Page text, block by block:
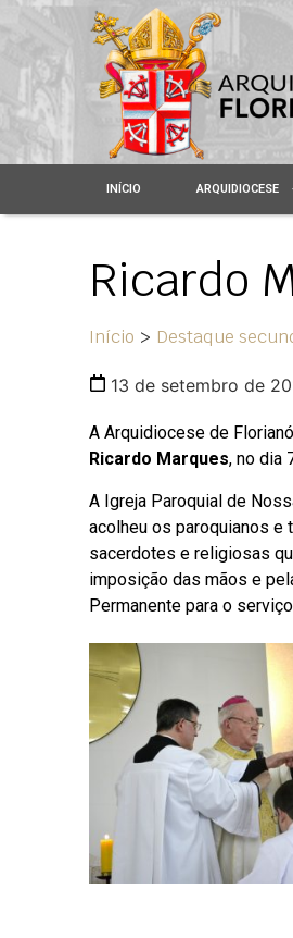
INÍCIO ARQUIDIOCESE
Ricardo
Início > Destaque
13 de setembro de
A Arquidiocese de
Ricardo Marques, no dia
A Igreja Paroquial de
acolheu os paroquianos e
sacerdotes e religiosas
imposição das mãos e
Permanente para o